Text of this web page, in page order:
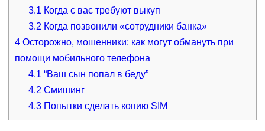
3.1 Когда с вас требуют выкуп
3.2 Когда позвонили «сотрудники банка»
4Осторожно, мошенники: как могут обмануть при
помощи мобильного телефона
4.1 “Ваш сын попал в беду”
4.2 Смишинг
4.3 Попытки сделать копию SIM